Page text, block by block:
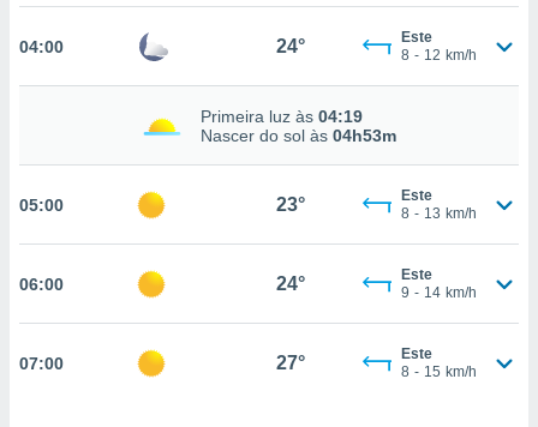
de alta
a
ou
o
como
lhe
04:00 24°
Este
8 - 12 km/h
Primeira luz às 04:19
Nascer do sol às 04h53m
05:00 23°
Este
8 - 13 km/h
06:00 24°
Este
9 - 14 km/h
07:00 27°
Este
8 - 15 km/h